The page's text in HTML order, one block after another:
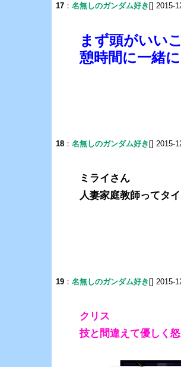
17 ： 名無しのガンダム好き [] 2015-
まず頭がいい
憩時間に一緒
18 ： 名無しのガンダム好き [] 2015-
ミライさん
人妻家庭教師ってタ
19 ： 名無しのガンダム好き [] 2015-
クリス
技と間違えて優しく